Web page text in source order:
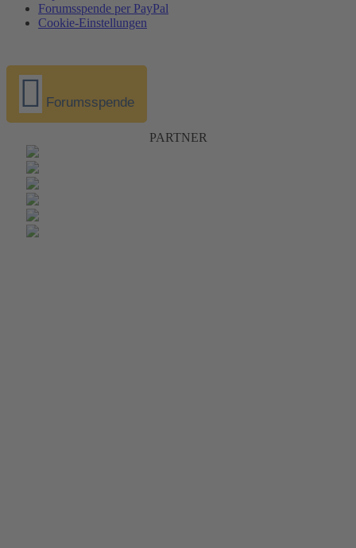
Forumsspende per PayPal
Cookie-Einstellungen
Forumsspende
PARTNER